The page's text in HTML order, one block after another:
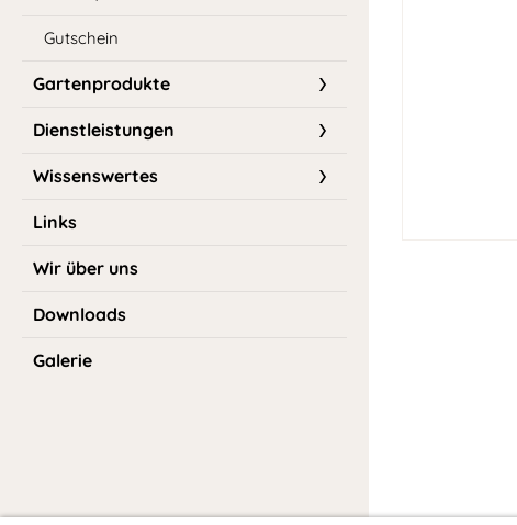
Gutschein
Gartenprodukte
Dienstleistungen
Wissenswertes
Links
Wir über uns
Downloads
Galerie